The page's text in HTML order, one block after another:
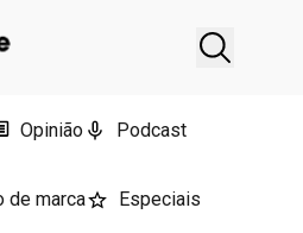
Opinião Podcast
de marca Especiais